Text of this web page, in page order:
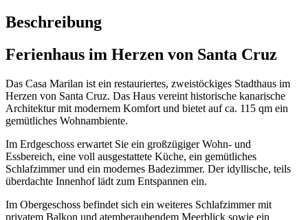
Beschreibung
Ferienhaus im Herzen von Santa Cruz
Das Casa Marilan ist ein restauriertes, zweistöckiges Stadthaus im
Herzen von Santa Cruz. Das Haus vereint historische kanarische
Architektur mit modernem Komfort und bietet auf ca. 115 qm ein
gemütliches Wohnambiente.
Im Erdgeschoss erwartet Sie ein großzügiger Wohn- und
Essbereich, eine voll ausgestattete Küche, ein gemütliches
Schlafzimmer und ein modernes Badezimmer. Der idyllische, teils
überdachte Innenhof lädt zum Entspannen ein.
Im Obergeschoss befindet sich ein weiteres Schlafzimmer mit
privatem Balkon und atemberaubendem Meerblick sowie ein